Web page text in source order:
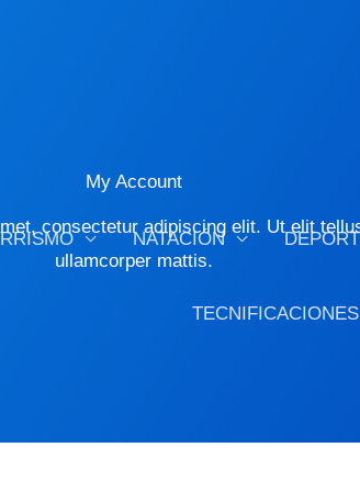
NATACIÓN
My Account
consectetur adipiscing elit. Ut elit
ullamcorper mattis.